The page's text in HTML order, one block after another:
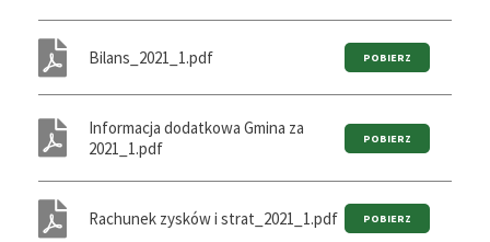
Bilans_2021_1.pdf
Informacja dodatkowa Gmina za
2021_1.pdf
Rachunek zysków i strat_2021_1.pdf